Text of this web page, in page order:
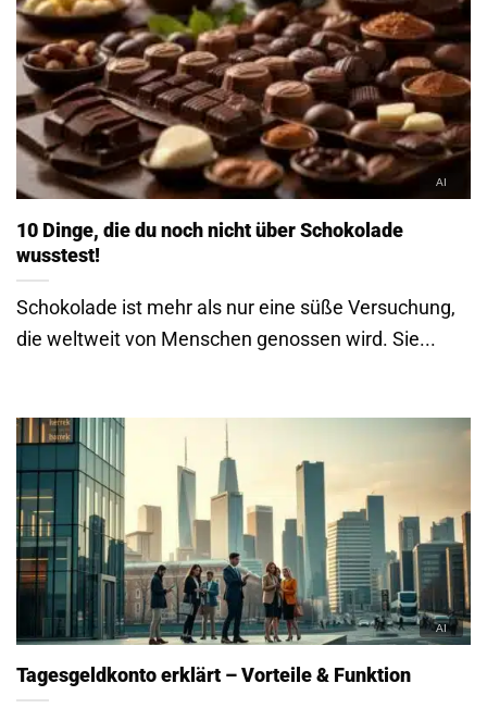
10 Dinge, die du noch nicht über Schokolade
wusstest!
Schokolade ist mehr als nur eine süße Versuchung,
die weltweit von Menschen genossen wird. Sie...
Tagesgeldkonto erklärt – Vorteile & Funktion